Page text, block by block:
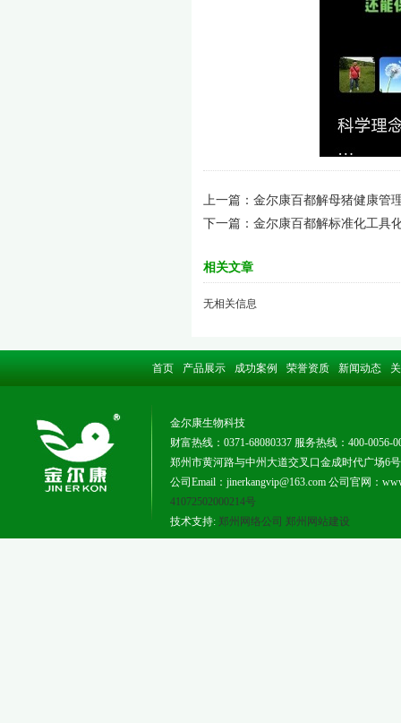
上一篇： 金尔康百都解母猪健康管
下一篇： 金尔康百都解标准化工具
相关文章
无相关信息
首页 产品展示 成功案例 荣誉资质 新闻动态
金尔康生物科技
财富热线：0371-68080337 服务热线：400-0056-
郑州市黄河路与中州大道交叉口金成时代广场6号
公司Email：jinerkangvip@163.com 公司官网：
41072502000214号
技术支持: 郑州网络公司 郑州网站建设